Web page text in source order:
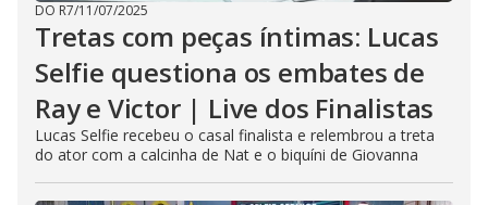
DO R7/11/07/2025
Tretas com peças íntimas: Lucas
Selfie questiona os embates de
Ray e Victor | Live dos Finalistas
Lucas Selfie recebeu o casal finalista e relembrou a treta
do ator com a calcinha de Nat e o biquíni de Giovanna